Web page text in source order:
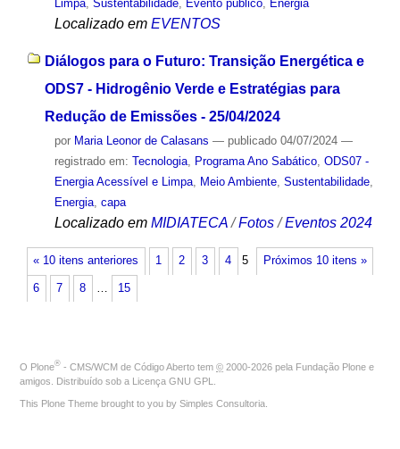
Limpa, Sustentabilidade, Evento público, Energia
Localizado em EVENTOS
Diálogos para o Futuro: Transição Energética e
ODS7 - Hidrogênio Verde e Estratégias para
Redução de Emissões - 25/04/2024
por Maria Leonor de Calasans — publicado04/07/2024 —
registrado em: Tecnologia, Programa Ano Sabático, ODS07 -
Energia Acessível e Limpa, Meio Ambiente, Sustentabilidade,
Energia, capa
Localizado em MIDIATECA /Fotos /Eventos 2024
« 10 itens anteriores Próximos 10 itens »
1 2 3 4 5
6 7 8 … 15
O Plone® - CMS/WCM de Código Aberto tem © 2000-2026 pela Fundação Plone e
amigos. Distribuído sob a Licença GNU GPL
This Plone Theme brought to you by Simples Consultoria